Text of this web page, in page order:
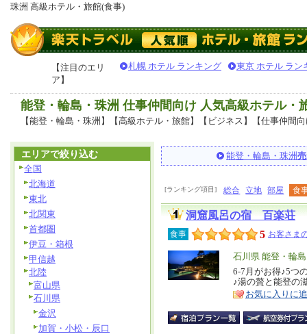
珠洲 高級ホテル・旅館(食事)
【注目のエリ
ア】
札幌 ホテル ランキング 東京 ホテル ラン
能登・輪島・珠洲 仕事仲間向け 人気高級ホテル・
【能登・輪島・珠洲】【高級ホテル・旅館】【ビジネス】【仕事仲間
能登・輪島・珠洲
[ランキング項目] 総合 立地 部屋 食
洞窟風呂の宿 百楽荘
食事 5 お客さま
エ
リ
ア
石川県 能登・輪
特
徴
6-7月がお得♪5つ
♪湯の贅と能登の
お気に入りに
エリアで絞り込む
全国
北海道
東北
北関東
首都圏
伊豆・箱根
甲信越
北陸
富山県
石川県
金沢
加賀・小松・辰口